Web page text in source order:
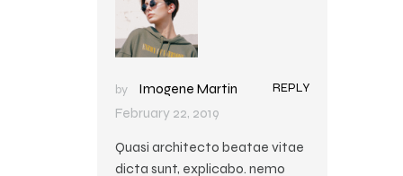
by
Imogene Martin
February 22, 2019
REPLY
Quasi architecto beatae vitae
dicta sunt, explicabo. nemo